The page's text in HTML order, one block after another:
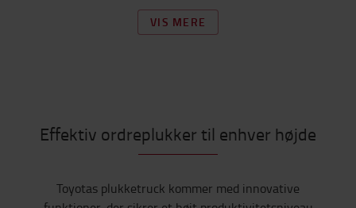
VIS MERE
Effektiv ordreplukker til enhver højde
Toyotas plukketruck kommer med innovative